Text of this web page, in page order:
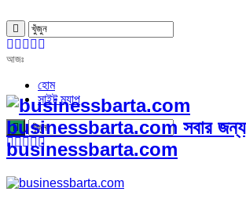
আজঃ
হোম
সাইট ম্যাপ
businessbarta.com সবার জন্য
businessbarta.com